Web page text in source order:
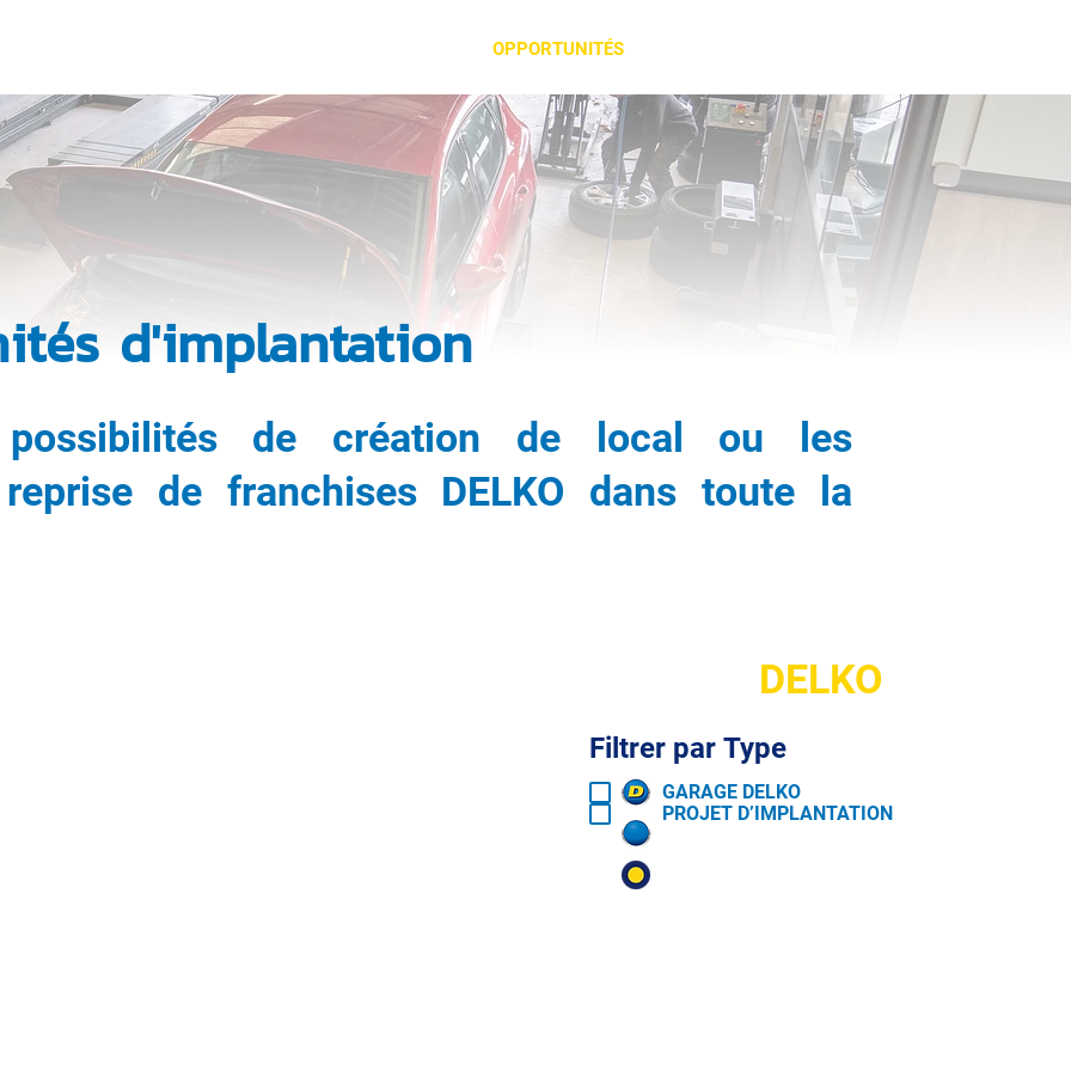
OPPORTUNITÉS
d'implantation
possibilités de création de local ou les
de franchises DELKO dans toute la
DELKO
Filtrer par Type
GARAGE DELKO
PROJET D’IMPLANTATION